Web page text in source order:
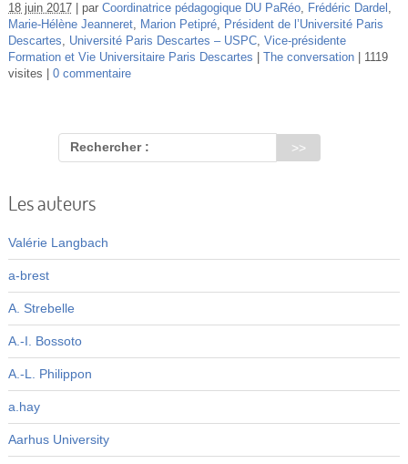
18 juin 2017 par Coordinatrice pédagogique DU PaRéo, Frédéric Dardel
Marie-Hélène Jeanneret, Marion Petipré,
Président de l’Université Paris
Descartes
Université Paris Descartes – USPC, Vice-présidente
Formation et Vie Universitaire Paris Descartes
The conversation
1119
visites
0 commentaire
Rechercher :
Les auteurs
Valérie Langbach
a-brest
A. Strebelle
A.-I. Bossoto
A.-L. Philippon
a.hay
Aarhus University